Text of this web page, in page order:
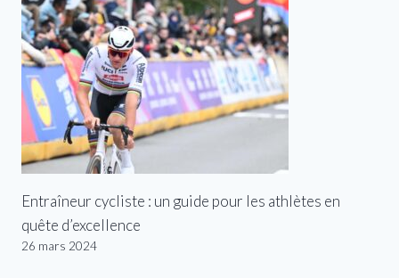
Entraîneur cycliste : un guide pour les athlètes en
quête d’excellence
26 mars 2024